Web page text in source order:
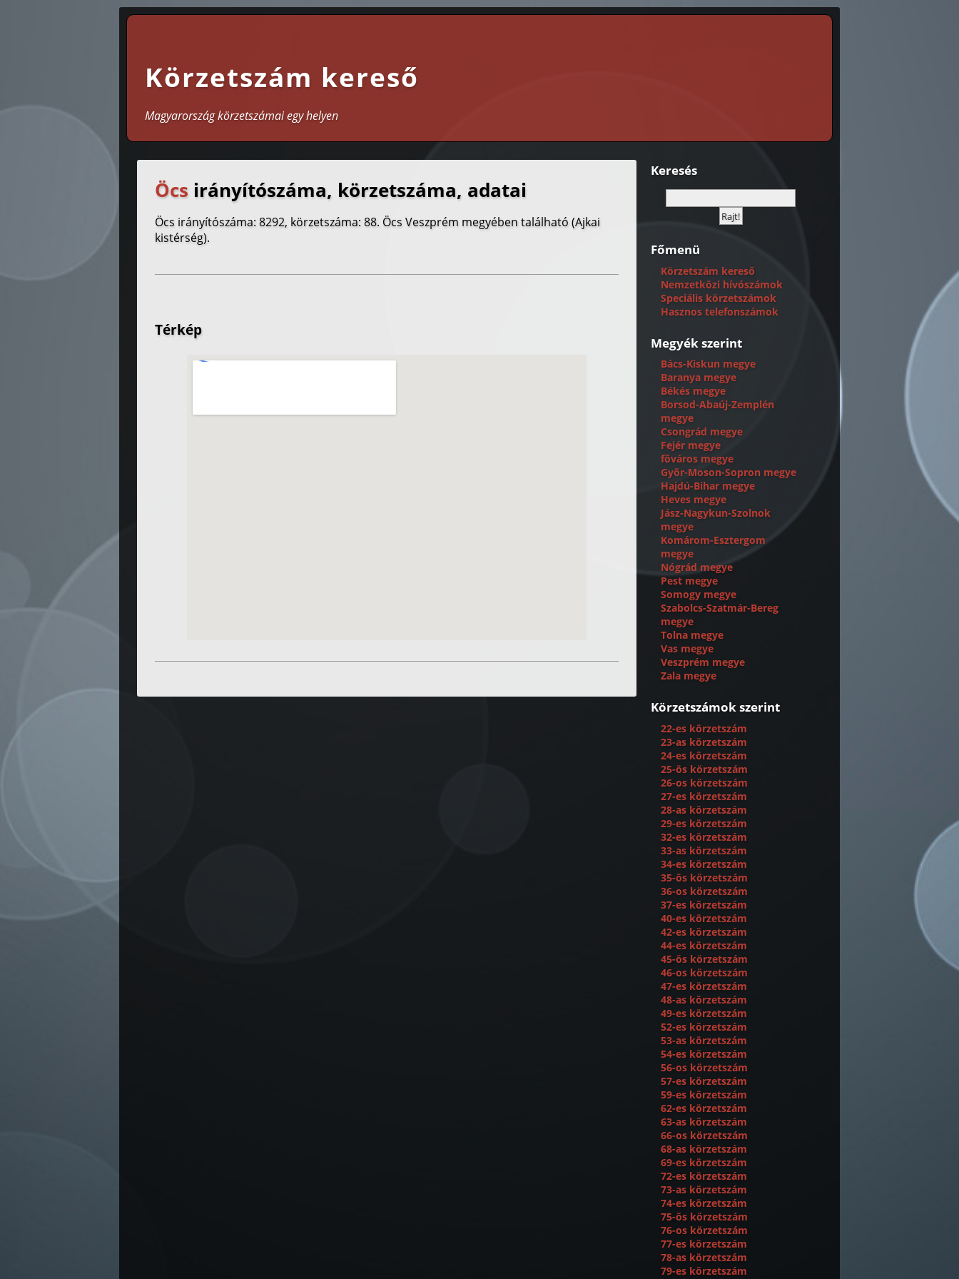
Körzetszám kereső
Magyarország körzetszámai egy helyen
Öcs irányítószáma, körzetszáma, adatai
Öcs irányítószáma: 8292, körzetszáma: 88. Öcs Veszprém megyében található (Ajkai
kistérség).
Térkép
Keresés
Főmenü
Körzetszám kereső
Nemzetközi hívószámok
Speciális körzetszámok
Hasznos telefonszámok
Megyék szerint
Bács-Kiskun megye
Baranya megye
Békés megye
Borsod-Abaúj-Zemplén
megye
Csongrád megye
Fejér megye
fõváros megye
Gyõr-Moson-Sopron megye
Hajdú-Bihar megye
Heves megye
Jász-Nagykun-Szolnok
megye
Komárom-Esztergom
megye
Nógrád megye
Pest megye
Somogy megye
Szabolcs-Szatmár-Bereg
megye
Tolna megye
Vas megye
Veszprém megye
Zala megye
Körzetszámok szerint
22-es körzetszám
23-as körzetszám
24-es körzetszám
25-ös körzetszám
26-os körzetszám
27-es körzetszám
28-as körzetszám
29-es körzetszám
32-es körzetszám
33-as körzetszám
34-es körzetszám
35-ös körzetszám
36-os körzetszám
37-es körzetszám
40-es körzetszám
42-es körzetszám
44-es körzetszám
45-ös körzetszám
46-os körzetszám
47-es körzetszám
48-as körzetszám
49-es körzetszám
52-es körzetszám
53-as körzetszám
54-es körzetszám
56-os körzetszám
57-es körzetszám
59-es körzetszám
62-es körzetszám
63-as körzetszám
66-os körzetszám
68-as körzetszám
69-es körzetszám
72-es körzetszám
73-as körzetszám
74-es körzetszám
75-ös körzetszám
76-os körzetszám
77-es körzetszám
78-as körzetszám
79-es körzetszám